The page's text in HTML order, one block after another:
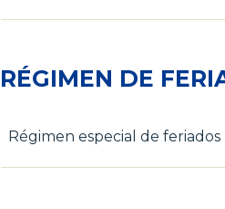
RÉGIMEN DE
Régimen especial de feriados